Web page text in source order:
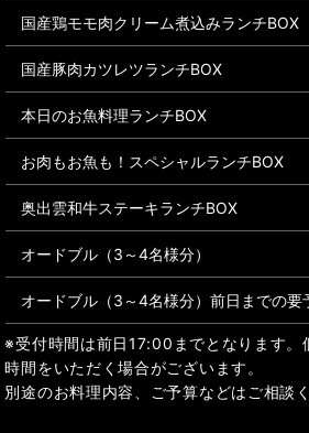
国産鶏モモ肉クリーム煮込みランチBOX
国産豚肉カツレツランチBOX
本日のお魚料理ランチBOX
お肉もお魚も！スペシャルランチBOX
奥出雲和牛ステーキランチBOX
オードブル（3～4名様分）
オードブル（3～4名様分）前日までの要
※受付時間は前日17:00までとなります。
時間をいただく場合がございます。
別途のお料理内容、ご予算などはご相談